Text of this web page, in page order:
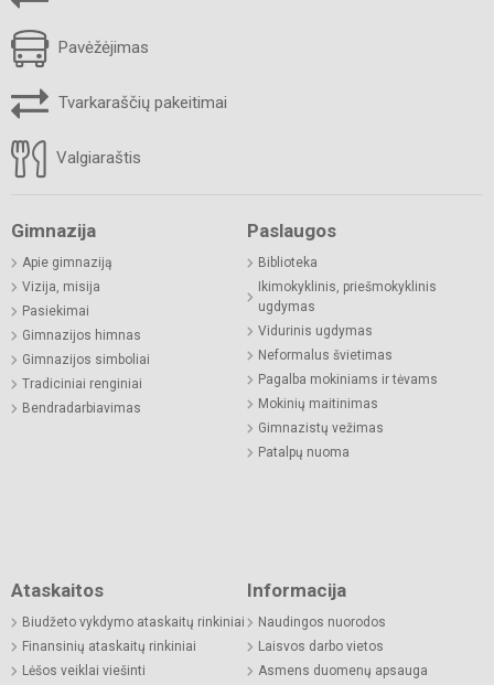
Pavėžėjimas
Tvarkaraščių pakeitimai
Valgiaraštis
Gimnazija
Apie gimnaziją
Vizija, misija
Pasiekimai
Gimnazijos himnas
Gimnazijos simboliai
Tradiciniai renginiai
Bendradarbiavimas
Paslaugos
Biblioteka
Ikimokyklinis, priešmokyklinis
ugdymas
Vidurinis ugdymas
Neformalus švietimas
Pagalba mokiniams ir tėvams
Mokinių maitinimas
Gimnazistų vežimas
Patalpų nuoma
Ataskaitos
Biudžeto vykdymo ataskaitų rinkiniai
Finansinių ataskaitų rinkiniai
Lėšos veiklai viešinti
Informacija
Naudingos nuorodos
Laisvos darbo vietos
Asmens duomenų apsauga